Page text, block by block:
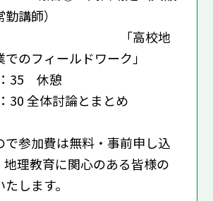
勤講師）
校地
のフィールドワーク」
35 休憩
30 全体討論とまとめ
で参加費は無料・事前申し込
地理教育に関心のある皆様の
たします。